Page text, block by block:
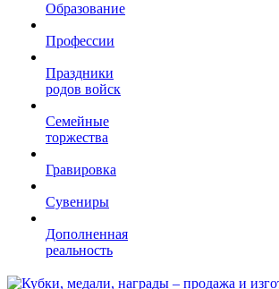
Образование
Профессии
Праздники
родов войск
Семейные
торжества
Гравировка
Сувениры
Дополненная
реальность